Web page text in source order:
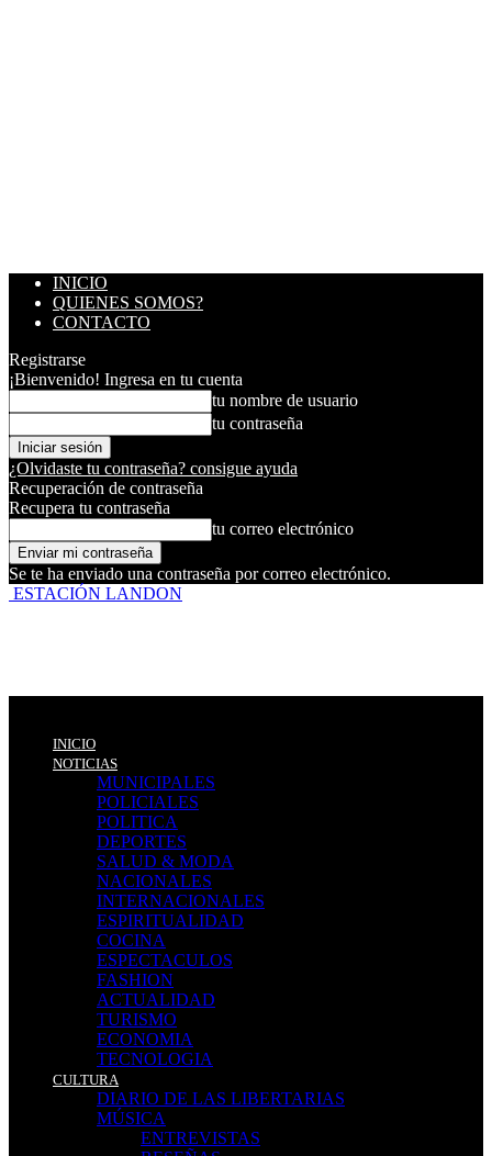
INICIO
QUIENES SOMOS?
CONTACTO
Registrarse
¡Bienvenido! Ingresa en tu cuenta
tu nombre de usuario
tu contraseña
¿Olvidaste tu contraseña? consigue ayuda
Recuperación de contraseña
Recupera tu contraseña
tu correo electrónico
Se te ha enviado una contraseña por correo electrónico.
ESTACIÓN LANDON
INICIO
NOTICIAS
MUNICIPALES
POLICIALES
POLITICA
DEPORTES
SALUD & MODA
NACIONALES
INTERNACIONALES
ESPIRITUALIDAD
COCINA
ESPECTACULOS
FASHION
ACTUALIDAD
TURISMO
ECONOMIA
TECNOLOGIA
CULTURA
DIARIO DE LAS LIBERTARIAS
MÚSICA
ENTREVISTAS